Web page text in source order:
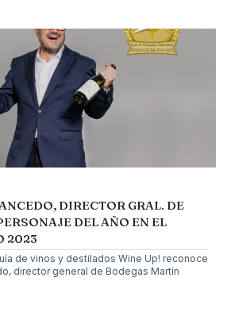
DIRECTOR GRAL. DE
DEL AÑO EN EL
2023
de vinos y destilados Wine Up! reconoce
director general de Bodegas Martín